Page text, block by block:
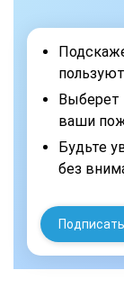
Выберет
ваши
Будьте
без